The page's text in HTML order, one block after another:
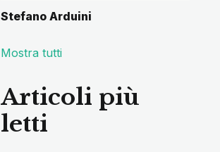
Stefano Arduini
Mostra tutti
Articoli più
letti